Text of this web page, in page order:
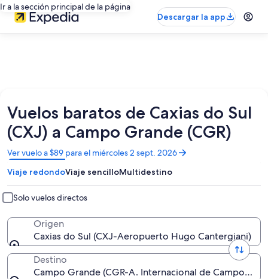
Ir a la sección principal de la página
Descargar la app
Vuelos baratos de Caxias do Sul
(CXJ) a Campo Grande (CGR)
Ver vuelo a $89 para el miércoles 2 sept. 2026
Se
abrirá
en
una
nueva
ventana
Viaje redondoViaje sencilloMultidestino
Solo vuelos directos
Origen
Caxias do Sul (CXJ-Aeropuerto Hugo Cantergiani)
Destino
Campo Grande (CGR-A. Internacional de Campo